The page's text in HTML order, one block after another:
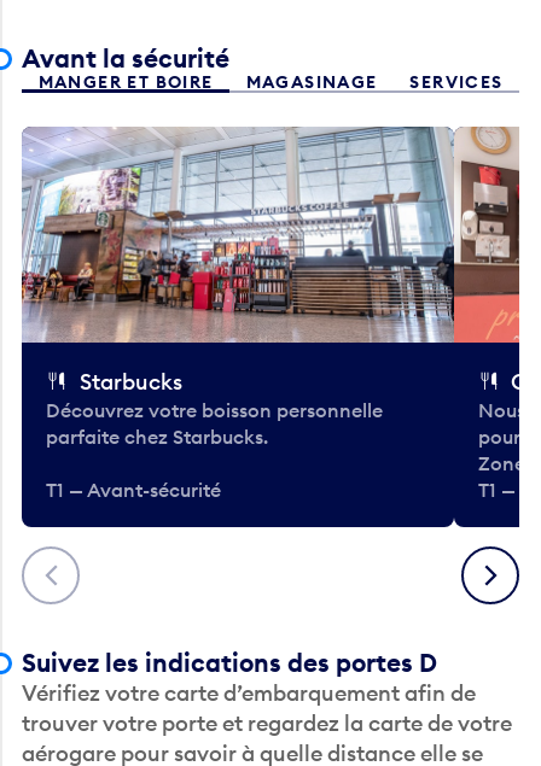
Avant la sécurité
MANGER ET BOIRE MAGASINAGE SERVICES
Précédent
Starbucks
Découvrez votre boisson personnelle
parfaite chez Starbucks.
T1 — Avant-sécurité
Nous
pour
Zone.
T1 —
Suivant
Suivez les indications des portes D
Vérifiez votre carte d’embarquement afin de
trouver votre porte et regardez la carte de votre
aérogare pour savoir à quelle distance elle se